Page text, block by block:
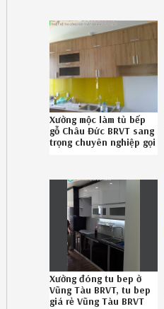
Xưởng mộc làm tủ bếp
gỗ Châu Đức BRVT sang
trọng chuyên nghiệp gọi
Xưởng đóng tu bep ở
Vũng Tàu BRVT, tu bep
giá rẻ Vũng Tàu BRVT